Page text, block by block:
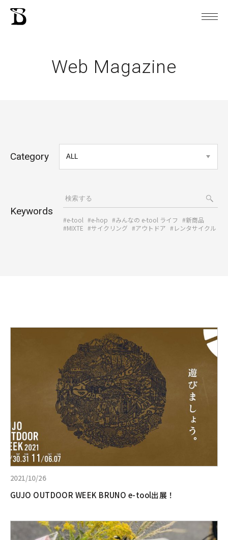
Web Magazine
Category
Keywords
#e-tool #e-hop #みんなの e-tool ライフ #新商品
#MIXTE #サイクリング #アウトドア #レンタサイクル
2021/10/26
GUJO OUTDOOR WEEK BRUNO e-tool出展！
e-
tool
出
展！